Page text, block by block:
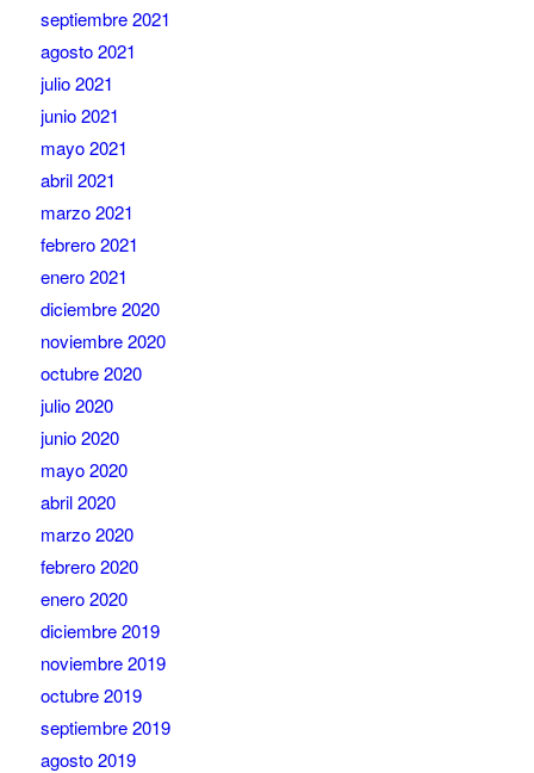
septiembre 2021
agosto 2021
julio 2021
junio 2021
mayo 2021
abril 2021
marzo 2021
febrero 2021
enero 2021
diciembre 2020
noviembre 2020
octubre 2020
julio 2020
junio 2020
mayo 2020
abril 2020
marzo 2020
febrero 2020
enero 2020
diciembre 2019
noviembre 2019
octubre 2019
septiembre 2019
agosto 2019